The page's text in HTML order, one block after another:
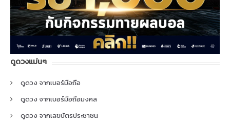
ดูดวงแม่นๆ
ดูดวง จากเบอร์มือถือ
ดูดวง จากเบอร์มือถือมงคล
ดูดวง จากเลขบัตรประชาชน